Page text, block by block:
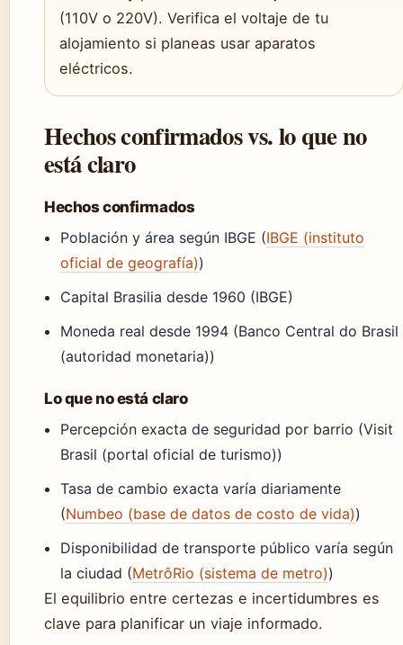
(110V o 220V). Verifica el voltaje de tu
alojamiento si planeas usar aparatos
eléctricos.
Hechos confirmados vs. lo que no
está claro
Hechos confirmados
Población y área según IBGE (IBGE (instituto
oficial de geografía))
Capital Brasilia desde 1960 (IBGE)
Moneda real desde 1994 (Banco Central do Brasil
(autoridad monetaria))
Lo que no está claro
Percepción exacta de seguridad por barrio (Visit
Brasil (portal oficial de turismo))
Tasa de cambio exacta varía diariamente
(Numbeo (base de datos de costo de vida))
Disponibilidad de transporte público varía según
la ciudad (MetrôRio (sistema de metro))
El equilibrio entre certezas e incertidumbres es
clave para planificar un viaje informado.